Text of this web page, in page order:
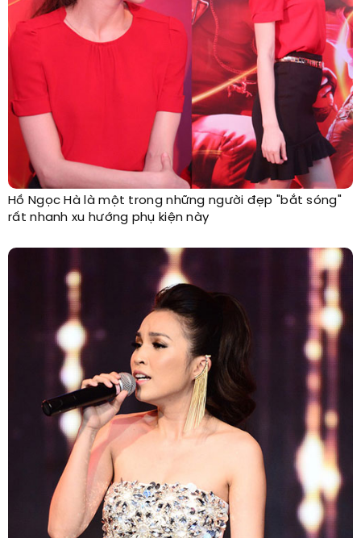
Hồ Ngọc Hà là một trong những người đẹp "bắt sóng"
rất nhanh xu hướng phụ kiện này